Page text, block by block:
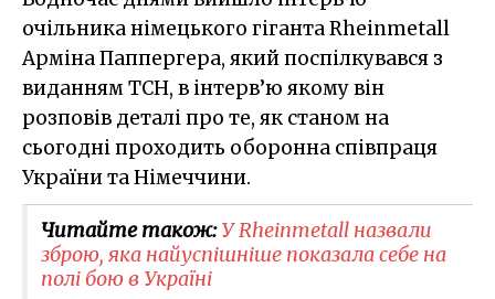
очільника німецького гіганта Rheinmetall
Арміна Паппергера, який поспілкувався з
виданням ТСН, в інтерв’ю якому він
розповів деталі про те, як станом на
сьогодні проходить оборонна співпраця
України та Німеччини.
Читайте також:У Rheinmetall назвали
зброю, яка найуспішніше показала себе на
полі бою в Україні